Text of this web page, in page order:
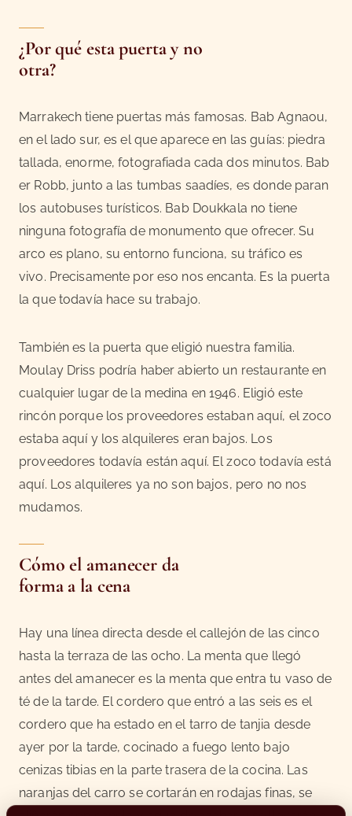
¿Por qué esta puerta y no
otra?
Marrakech tiene puertas más famosas. Bab Agnaou,
en el lado sur, es el que aparece en las guías: piedra
tallada, enorme, fotografiada cada dos minutos. Bab
er Robb, junto a las tumbas saadíes, es donde paran
los autobuses turísticos. Bab Doukkala no tiene
ninguna fotografía de monumento que ofrecer. Su
arco es plano, su entorno funciona, su tráfico es
vivo. Precisamente por eso nos encanta. Es la puerta
la que todavía hace su trabajo.
También es la puerta que eligió nuestra familia.
Moulay Driss podría haber abierto un restaurante en
cualquier lugar de la medina en 1946. Eligió este
rincón porque los proveedores estaban aquí, el zoco
estaba aquí y los alquileres eran bajos. Los
proveedores todavía están aquí. El zoco todavía está
aquí. Los alquileres ya no son bajos, pero no nos
mudamos.
Cómo el amanecer da
forma a la cena
Hay una línea directa desde el callejón de las cinco
hasta la terraza de las ocho. La menta que llegó
antes del amanecer es la menta que entra tu vaso de
té de la tarde. El cordero que entró a las seis es el
cordero que ha estado en el tarro de tanjia desde
ayer por la tarde, cocinado a fuego lento bajo
cenizas tibias en la parte trasera de la cocina. Las
naranjas del carro se cortarán en rodajas finas, se